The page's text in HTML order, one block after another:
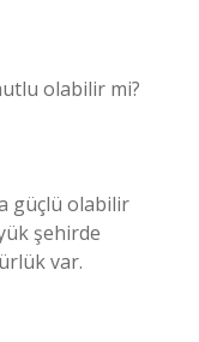
olabilir mi?
güçlü olabilir
şehirde
var.